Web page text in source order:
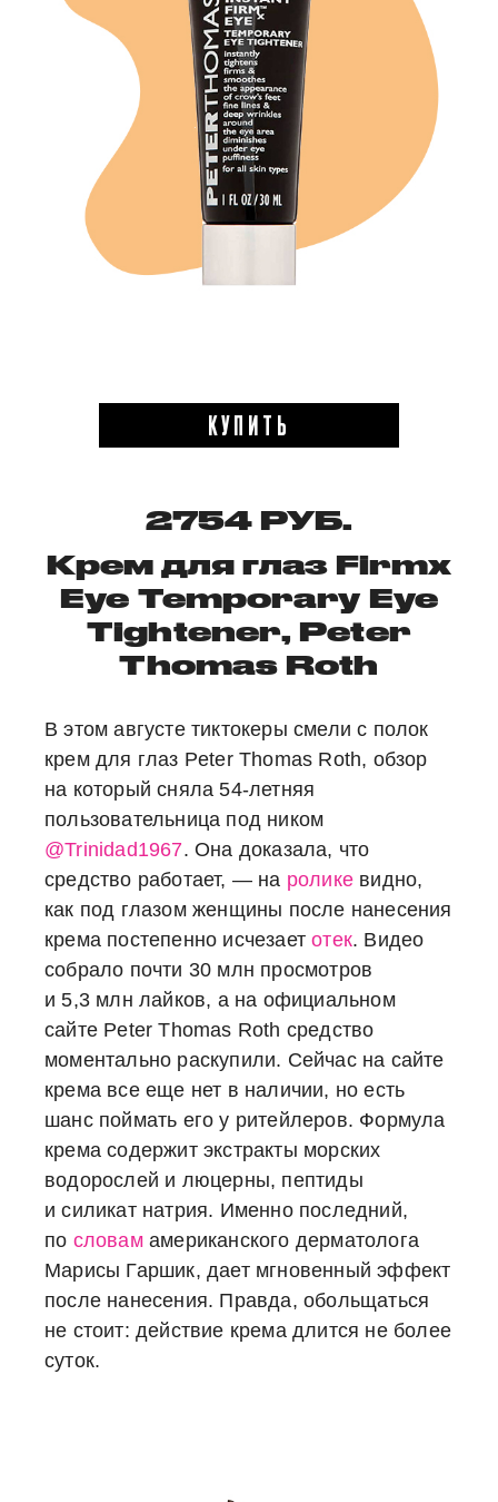
КУПИТЬ
2754 РУБ.
Крем для глаз Firmx
Eye Temporary Eye
Tightener, Peter
Thomas Roth
В этом августе тиктокеры смели с полок
крем для глаз Peter Thomas Roth, обзор
на который сняла 54-летняя
пользовательница под ником
@Trinidad1967. Она доказала, что
средство работает, — на ролике видно,
как под глазом женщины после нанесения
крема постепенно исчезаетотек. Видео
собрало почти 30 млн просмотров
и 5,3 млн лайков, а на официальном
сайте Peter Thomas Roth средство
моментально раскупили. Сейчас на сайте
крема все еще нет в наличии, но есть
шанс поймать его у ритейлеров. Формула
крема содержит экстракты морских
водорослей и люцерны, пептиды
и силикат натрия. Именно последний,
по словамамериканского дерматолога
Марисы Гаршик, дает мгновенный эффект
после нанесения. Правда, обольщаться
не стоит: действие крема длится не более
суток.